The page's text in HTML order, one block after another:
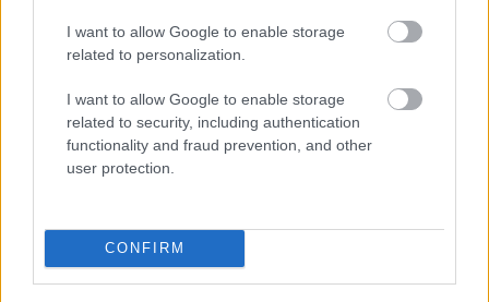
I want to allow Google to enable storage
related to personalization.
I want to allow Google to enable storage
related to security, including authentication
functionality and fraud prevention, and other
user protection.
CONFIRM
ausztrál mintáratervezett brit közösségi média tiltás
online biztonságért felelős minisztere szerint a
játékokon belüli ismeretlenekkel való kommunikáció
komoly veszélyt jelent a kiskorúakra, ezért szigorú
Kanishka Narayanegy interjú soránarról beszélt, hogy
különösen aggasztónak tartja az úgynevezett "stranger
pairing" jelenséget, vagyis azt, amikor egy gyerek a